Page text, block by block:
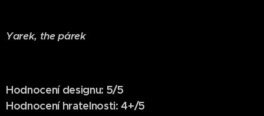
Yarek, the párek
Hodnocení designu: 5/5
Hodnocení hratelnosti: 4+/5